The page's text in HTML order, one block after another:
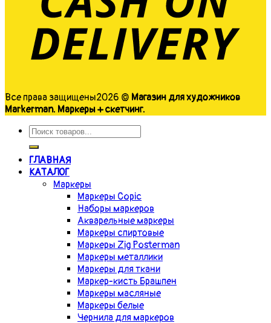
Все права защищены2026 © Магазин для художников
Markerman. Маркеры + скетчинг.
ГЛАВНАЯ
КАТАЛОГ
Маркеры
Маркеры Copic
Наборы маркеров
Акварельные маркеры
Маркеры спиртовые
Маркеры Zig Posterman
Маркеры металлики
Маркеры для ткани
Маркер-кисть Брашпен
Маркеры масляные
Маркеры белые
Чернила для маркеров